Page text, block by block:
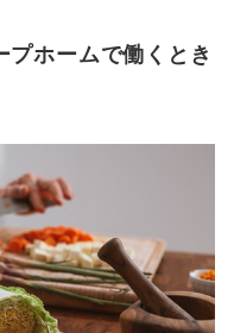
ホームで働くとき